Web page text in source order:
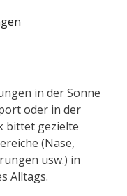
in der Sonne
oder in der
bittet gezielte
(Nase,
usw.) in
Alltags.